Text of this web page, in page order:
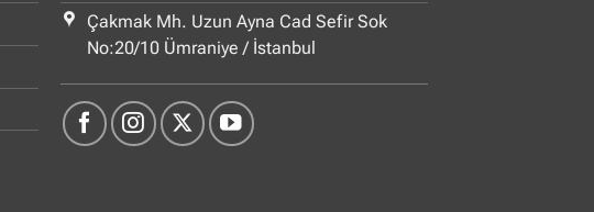
Çakmak Mh. Uzun Ayna Cad Sefir Sok
No:20/10 Ümraniye / İstanbul